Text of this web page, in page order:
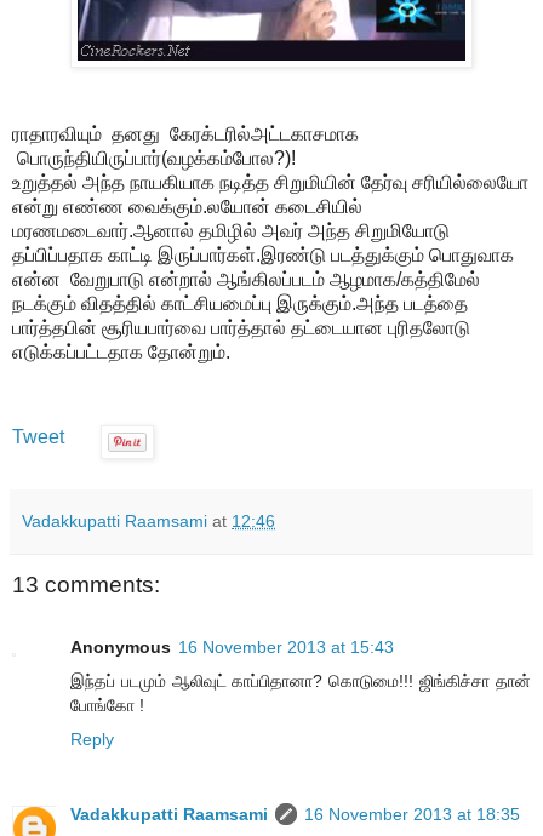
ராதாரவியும் தனது கேரக்டரில்அட்டகாசமாக
பொருந்தியிருப்பார்(வழக்கம்போல?)!
உறுத்தல் அந்த நாயகியாக நடித்த சிறுமியின் தேர்வு சரியில்லையோ
என்று எண்ண வைக்கும்.லயோன் கடைசியில்
மரணமடைவார்.ஆனால் தமிழில் அவர் அந்த சிறுமியோடு
தப்பிப்பதாக காட்டி இருப்பார்கள்.இரண்டு படத்துக்கும் பொதுவாக
என்ன வேறுபாடு என்றால் ஆங்கிலப்படம் ஆழமாக/கத்திமேல்
நடக்கும் விதத்தில் காட்சியமைப்பு இருக்கும்.அந்த படத்தை
பார்த்தபின் சூரியபார்வை பார்த்தால் தட்டையான புரிதலோடு
எடுக்கப்பட்டதாக தோன்றும்.
Tweet
Vadakkupatti Raamsami at 12:46
13 comments:
Anonymous 16 November 2013 at 15:43
இந்தப் படமும் ஆலிவுட் காப்பிதானா? கொடுமை!!! ஜிங்கிச்சா தான்
போங்கோ !
Reply
Vadakkupatti Raamsami
16 November 2013 at 18:35